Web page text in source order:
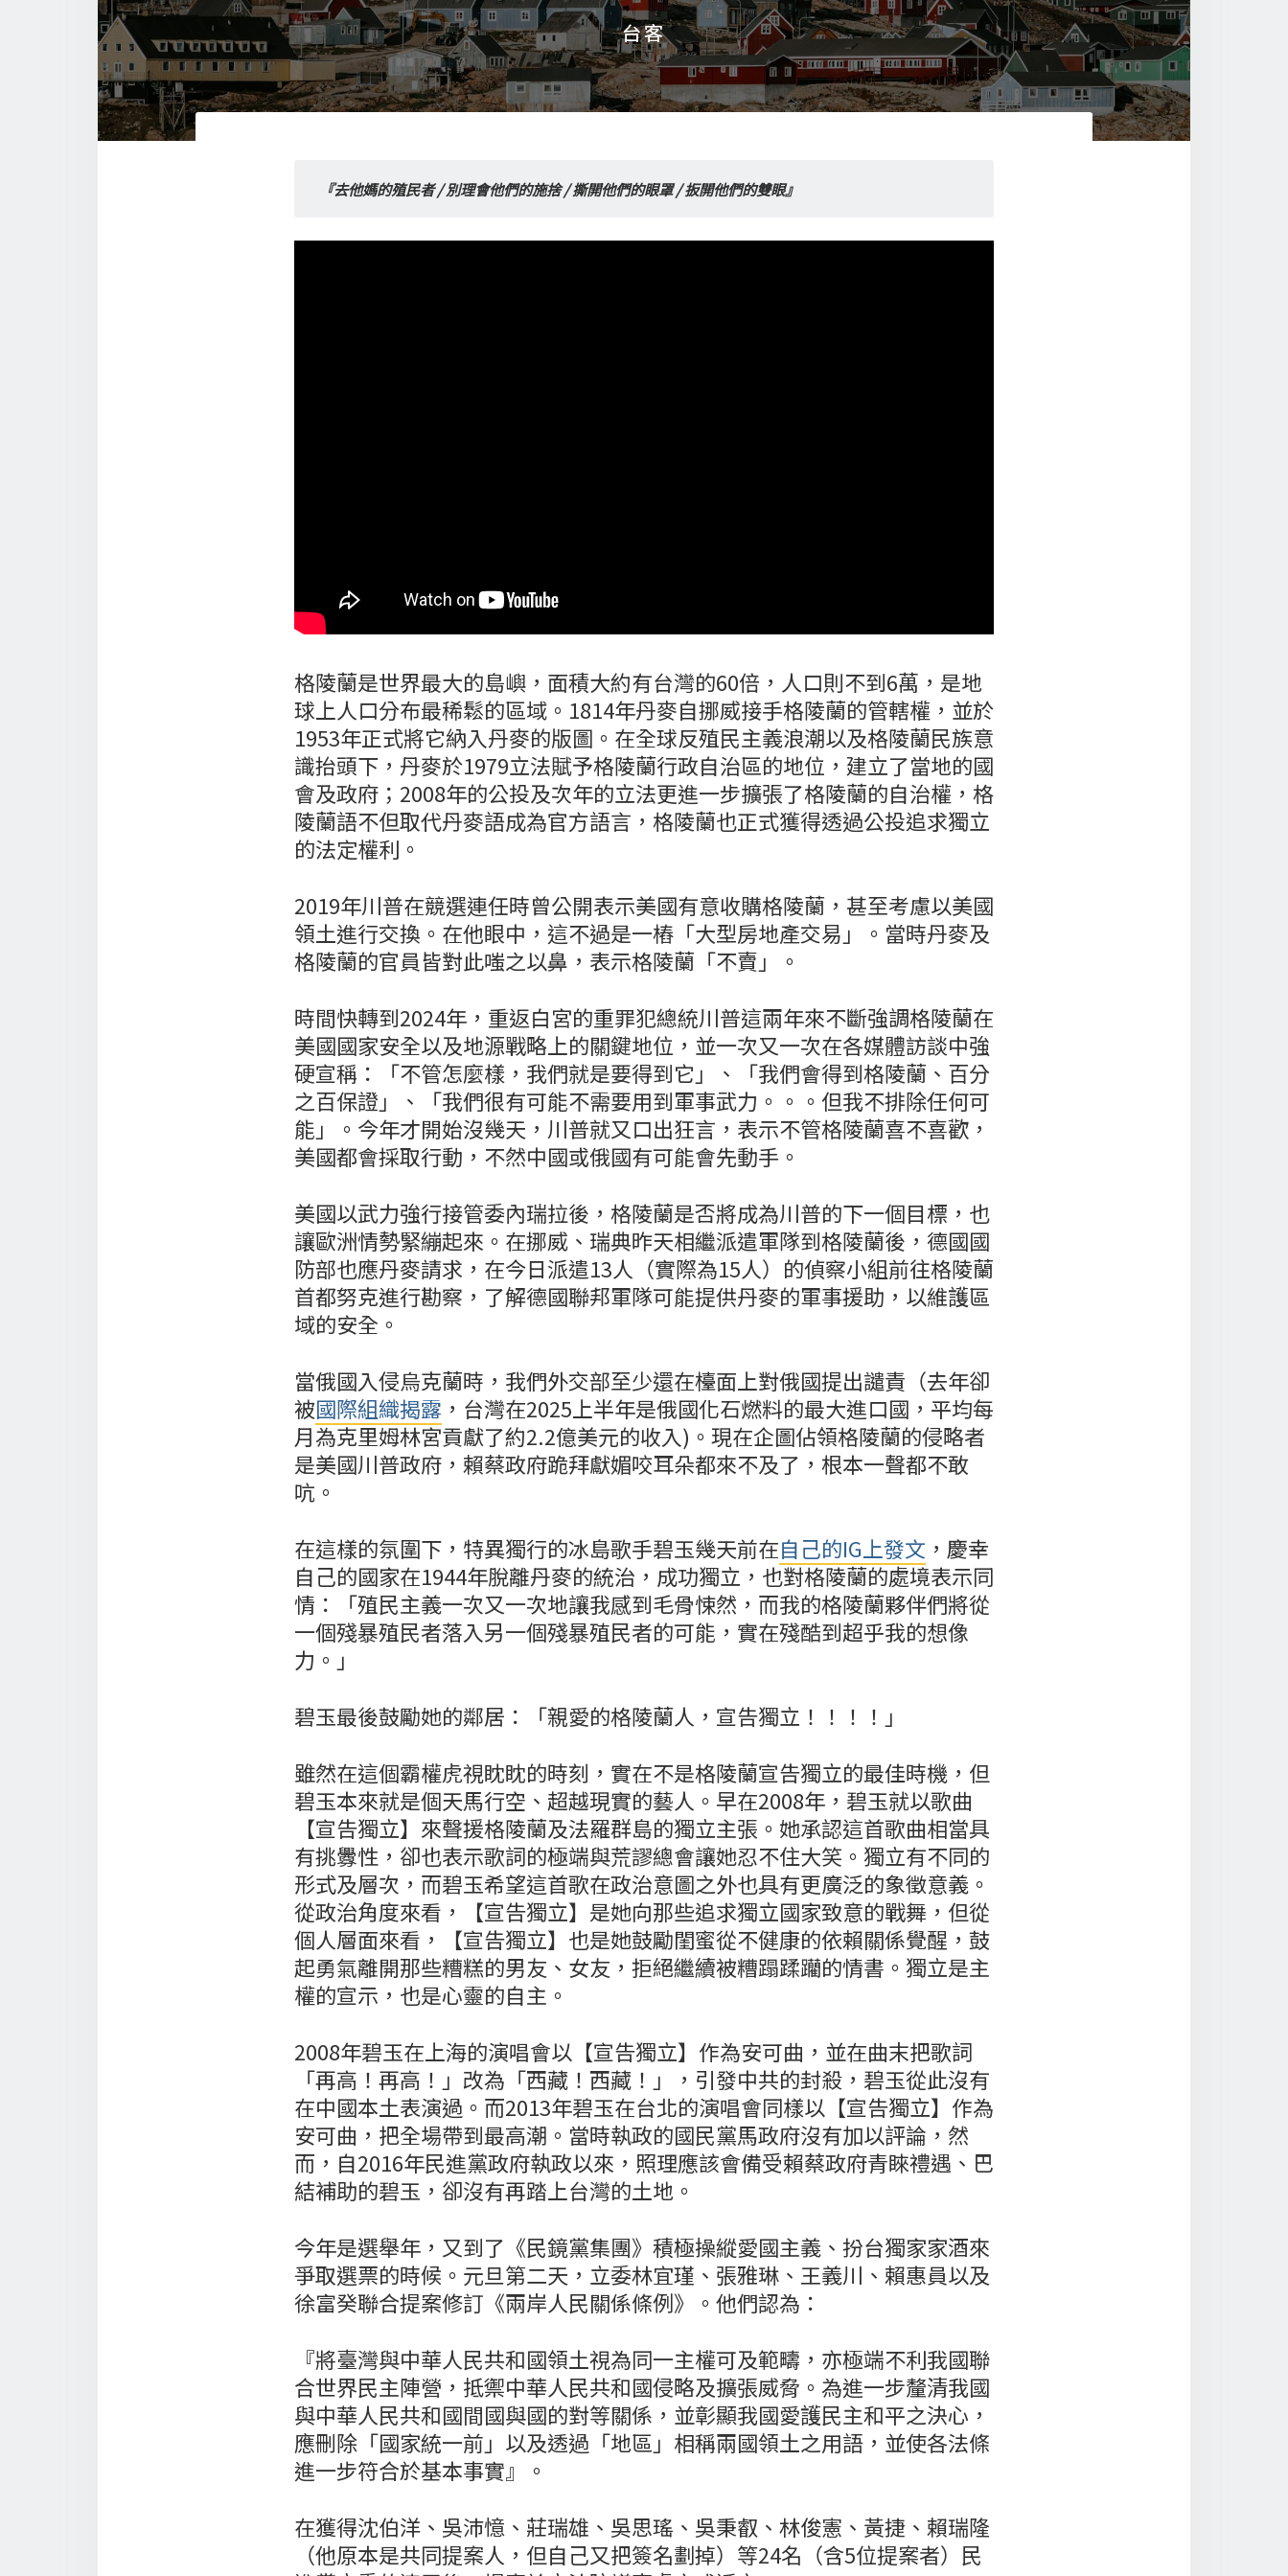
台客
台客
『去他媽的殖民者 / 別理會他們的施捨 / 撕開他們的眼罩 / 扳開他們的雙眼』
格陵蘭是世界最大的島嶼，面積大約有台灣的60倍，人口則不到6萬，是地
球上人口分布最稀鬆的區域。1814年丹麥自挪威接手格陵蘭的管轄權，並於
1953年正式將它納入丹麥的版圖。在全球反殖民主義浪潮以及格陵蘭民族意
識抬頭下，丹麥於1979立法賦予格陵蘭行政自治區的地位，建立了當地的國
會及政府；2008年的公投及次年的立法更進一步擴張了格陵蘭的自治權，格
陵蘭語不但取代丹麥語成為官方語言，格陵蘭也正式獲得透過公投追求獨立
的法定權利。
2019年川普在競選連任時曾公開表示美國有意收購格陵蘭，甚至考慮以美國
領土進行交換。在他眼中，這不過是一樁「大型房地產交易」。當時丹麥及
格陵蘭的官員皆對此嗤之以鼻，表示格陵蘭「不賣」。
時間快轉到2024年，重返白宮的重罪犯總統川普這兩年來不斷強調格陵蘭在
美國國家安全以及地源戰略上的關鍵地位，並一次又一次在各媒體訪談中強
硬宣稱：「不管怎麼樣，我們就是要得到它」、「我們會得到格陵蘭、百分
之百保證」、「我們很有可能不需要用到軍事武力。。。但我不排除任何可
能」。今年才開始沒幾天，川普就又口出狂言，表示不管格陵蘭喜不喜歡，
美國都會採取行動，不然中國或俄國有可能會先動手。
美國以武力強行接管委內瑞拉後，格陵蘭是否將成為川普的下一個目標，也
讓歐洲情勢緊繃起來。在挪威、瑞典昨天相繼派遣軍隊到格陵蘭後，德國國
防部也應丹麥請求，在今日派遣13人（實際為15人）的偵察小組前往格陵蘭
首都努克進行勘察，了解德國聯邦軍隊可能提供丹麥的軍事援助，以維護區
域的安全。
當俄國入侵烏克蘭時，我們外交部至少還在檯面上對俄國提出譴責（去年卻
被國際組織揭露 ，台灣在2025上半年是俄國化石燃料的最大進口國，平均每
月為克里姆林宮貢獻了約2.2億美元的收入)。現在企圖佔領格陵蘭的侵略者
是美國川普政府，賴蔡政府跪拜獻媚咬耳朵都來不及了，根本一聲都不敢
吭。
在這樣的氛圍下，特異獨行的冰島歌手碧玉幾天前在自己的IG上發文 ，慶幸
自己的國家在1944年脫離丹麥的統治，成功獨立，也對格陵蘭的處境表示同
情：「殖民主義一次又一次地讓我感到毛骨悚然，而我的格陵蘭夥伴們將從
一個殘暴殖民者落入另一個殘暴殖民者的可能，實在殘酷到超乎我的想像
力。」
碧玉最後鼓勵她的鄰居：「親愛的格陵蘭人，宣告獨立！！！！」
雖然在這個霸權虎視眈眈的時刻，實在不是格陵蘭宣告獨立的最佳時機，但
碧玉本來就是個天馬行空、超越現實的藝人。早在2008年，碧玉就以歌曲
【宣告獨立】來聲援格陵蘭及法羅群島的獨立主張。她承認這首歌曲相當具
有挑釁性，卻也表示歌詞的極端與荒謬總會讓她忍不住大笑。獨立有不同的
形式及層次，而碧玉希望這首歌在政治意圖之外也具有更廣泛的象徵意義。
從政治角度來看，【宣告獨立】是她向那些追求獨立國家致意的戰舞，但從
個人層面來看，【宣告獨立】也是她鼓勵閨蜜從不健康的依賴關係覺醒，鼓
起勇氣離開那些糟糕的男友、女友，拒絕繼續被糟蹋蹂躪的情書。獨立是主
權的宣示，也是心靈的自主。
2008年碧玉在上海的演唱會以【宣告獨立】作為安可曲，並在曲末把歌詞
「再高！再高！」改為「西藏！西藏！」，引發中共的封殺，碧玉從此沒有
在中國本土表演過。而2013年碧玉在台北的演唱會同樣以【宣告獨立】作為
安可曲，把全場帶到最高潮。當時執政的國民黨馬政府沒有加以評論，然
而，自2016年民進黨政府執政以來，照理應該會備受賴蔡政府青睞禮遇、巴
結補助的碧玉，卻沒有再踏上台灣的土地。
今年是選舉年，又到了《民鏡黨集團》積極操縱愛國主義、扮台獨家家酒來
爭取選票的時候。元旦第二天，立委林宜瑾、張雅琳、王義川、賴惠員以及
徐富癸聯合提案修訂《兩岸人民關係條例》。他們認為：
『將臺灣與中華人民共和國領土視為同一主權可及範疇，亦極端不利我國聯
合世界民主陣營，抵禦中華人民共和國侵略及擴張威脅。為進一步釐清我國
與中華人民共和國間國與國的對等關係，並彰顯我國愛護民主和平之決心，
應刪除「國家統一前」以及透過「地區」相稱兩國領土之用語，並使各法條
進一步符合於基本事實』。
在獲得沈伯洋、吳沛憶、莊瑞雄、吳思瑤、吳秉叡、林俊憲、黃捷、賴瑞隆
（他原本是共同提案人，但自己又把簽名劃掉）等24名（含5位提案者）民